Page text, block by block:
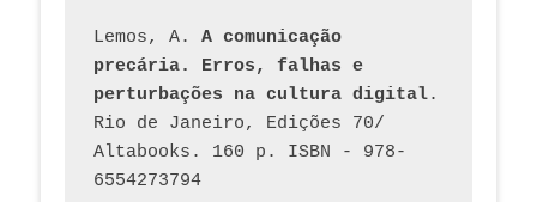
Lemos, A. A comunicação
precária. Erros, falhas e
perturbações na cultura digital.
Rio de Janeiro, Edições 70/
Altabooks. 160 p. ISBN - 978-
6554273794